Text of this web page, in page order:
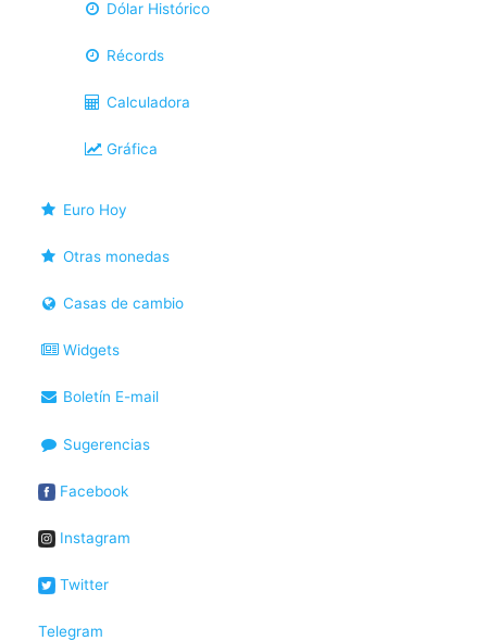
Dólar Histórico
Récords
Calculadora
Gráfica
Euro Hoy
Otras monedas
Casas de cambio
Widgets
Boletín E-mail
Sugerencias
Facebook
Instagram
Twitter
Telegram